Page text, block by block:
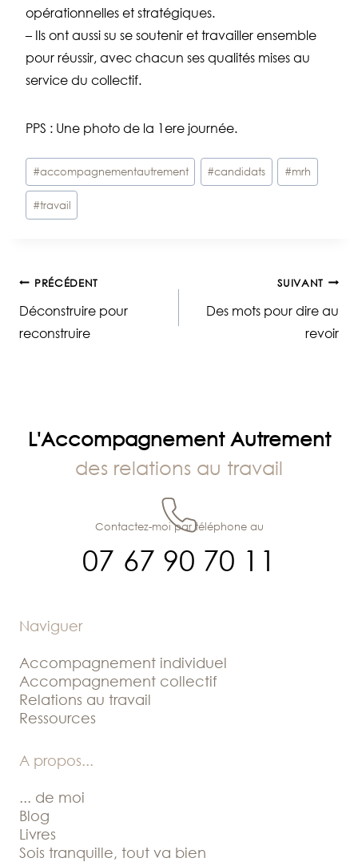
opérationnelles et stratégiques.
– Ils ont aussi su se soutenir et travailler ensemble
pour réussir, avec chacun ses qualités mises au
service du collectif.
PPS : Une photo de la 1ere journée.
Étiquettes
de
la
#accompagnementautrement #candidats #mrh
#travail
Navigation
de
PRÉCÉDENT
Déconstruire pour
reconstruire
SUIVANT
Des mots pour dire au
revoir
L'Accompagnement Autrement
des relations au travail
07 67 90 70 11
Contactez-moi par téléphone au
Naviguer
Accompagnement individuel
Accompagnement collectif
Relations au travail
Ressources
A propos...
... de moi
Blog
Livres
Sois tranquille, tout va bien